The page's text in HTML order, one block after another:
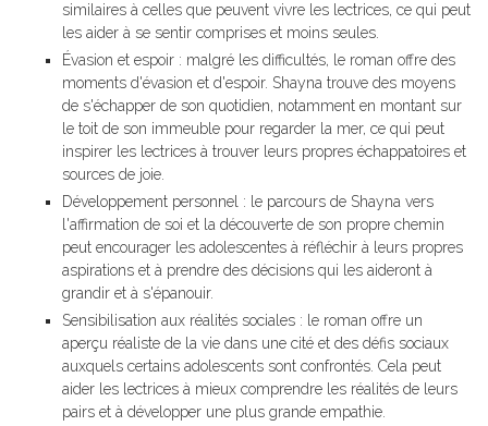
similaires à celles que peuvent vivre les lectrices, ce qui peut
les aider à se sentir comprises et moins seules.
Évasion et espoir : malgré les difficultés, le roman offre des
moments d'évasion et d'espoir. Shayna trouve des moyens
de s'échapper de son quotidien, notamment en montant sur
le toit de son immeuble pour regarder la mer, ce qui peut
inspirer les lectrices à trouver leurs propres échappatoires et
sources de joie.
Développement personnel : le parcours de Shayna vers
l'affirmation de soi et la découverte de son propre chemin
peut encourager les adolescentes à réfléchir à leurs propres
aspirations et à prendre des décisions qui les aideront à
grandir et à s'épanouir.
Sensibilisation aux réalités sociales : le roman offre un
aperçu réaliste de la vie dans une cité et des défis sociaux
auxquels certains adolescents sont confrontés. Cela peut
aider les lectrices à mieux comprendre les réalités de leurs
pairs et à développer une plus grande empathie.